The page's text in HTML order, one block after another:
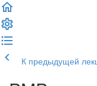
К предыдущей